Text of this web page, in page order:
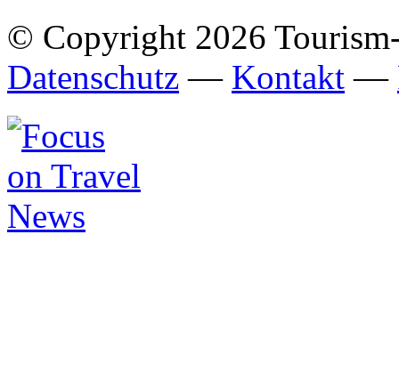
© Copyright 2026
Datenschutz — Kontakt —